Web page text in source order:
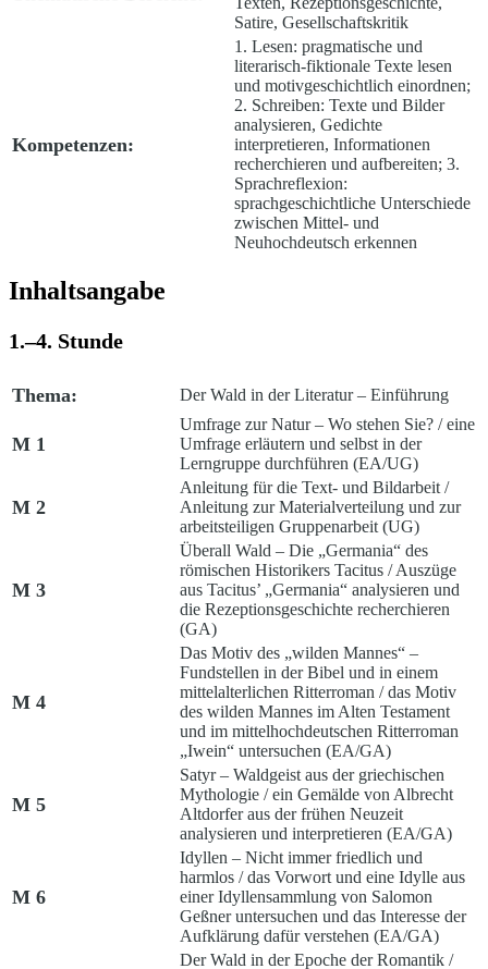
Satire, Gesellschaftskritik
Kompetenzen:
1. Lesen: pragmatische und
literarisch-fiktionale Texte lesen
und motivgeschichtlich einordnen;
2. Schreiben: Texte und Bilder
analysieren, Gedichte
interpretieren, Informationen
recherchieren und aufbereiten; 3.
Sprachreflexion:
sprachgeschichtliche Unterschiede
zwischen Mittel- und
Neuhochdeutsch erkennen
Inhaltsangabe
1.–4. Stunde
Thema: Der Wald in der Literatur – Einführung
M 1
Umfrage zur Natur – Wo stehen Sie? /eine
Umfrage erläutern und selbst in der
Lerngruppe durchführen (EA/UG)
M 2
Anleitung für die Text- und Bildarbeit /
Anleitung zur Materialverteilung und zur
arbeitsteiligen Gruppenarbeit (UG)
M 3
Überall Wald – Die „Germania“ des
römischen Historikers Tacitus /Auszüge
aus Tacitus’ „Germania“ analysieren und
die Rezeptionsgeschichte recherchieren
(GA)
M 4
Das Motiv des „wilden Mannes“ –
Fundstellen in der Bibel und in einem
mittelalterlichen Ritterroman /das Motiv
des wilden Mannes im Alten Testament
und im mittelhochdeutschen Ritterroman
„Iwein“ untersuchen (EA/GA)
M 5
Satyr – Waldgeist aus der griechischen
Mythologie /ein Gemälde von Albrecht
Altdorfer aus der frühen Neuzeit
analysieren und interpretieren (EA/GA)
M 6
Idyllen – Nicht immer friedlich und
harmlos /das Vorwort und eine Idylle aus
einer Idyllensammlung von Salomon
Geßner untersuchen und das Interesse der
Aufklärung dafür verstehen (EA/GA)
Der Wald in der Epoche der Romantik /